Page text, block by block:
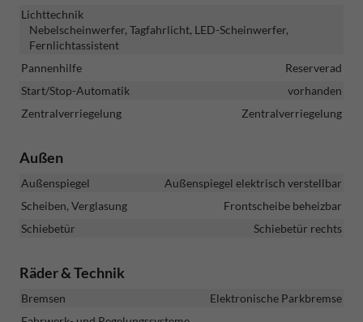
Lichttechnik
Nebelscheinwerfer, Tagfahrlicht, LED-Scheinwerfer,
Fernlichtassistent
Pannenhilfe
Reserverad
Start/Stop-Automatik
vorhanden
Zentralverriegelung
Zentralverriegelung
Außen
Außenspiegel
Außenspiegel elektrisch verstellbar
Scheiben, Verglasung
Frontscheibe beheizbar
Schiebetür
Schiebetür rechts
Räder & Technik
Bremsen
Elektronische Parkbremse